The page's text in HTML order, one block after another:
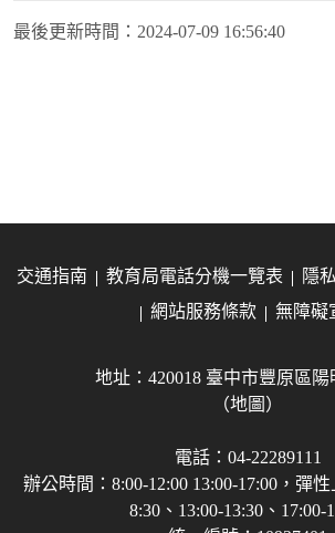
最後更新時間： 2024-07-09 16:56:40
交通指南 教育局電話分機一覽表
隱
網站服務條款
無障礙
地址：420018 臺中市豐原區陽
（地圖）
電話：04-22289111
辦公時間：8:00-12:00 13:00-17:00，彈
8:30、13:00-13:30、17:00-